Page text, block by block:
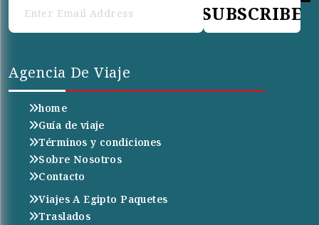
SUBSCRIBE
Agencia De Viaje
home
Guía de viaje
Términos y condiciones
Sobre Nosotros
Contacto
Viajes A Egipto Paquetes
Traslados